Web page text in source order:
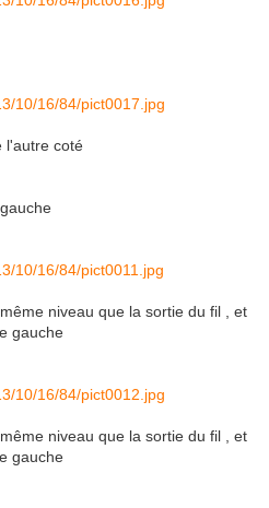
10/16/84/pict0017.jpg
l'autre coté
10/16/84/pict0011.jpg
niveau que la sortie du fil , et
gauche
10/16/84/pict0012.jpg
niveau que la sortie du fil , et
gauche